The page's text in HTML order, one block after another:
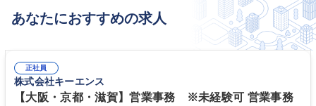
あなたにおすすめの求人
正社員
株式会社キーエンス
【大阪・京都・滋賀】営業事務 ※未経験可 営業事務